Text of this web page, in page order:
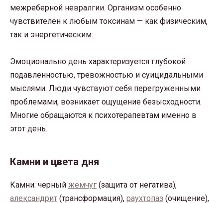
межреберной невралгии. Организм особенно
чувствителен к любым токсинам — как физическим,
так и энергетическим.
Эмоционально день характеризуется глубокой
подавленностью, тревожностью и суицидальными
мыслями. Люди чувствуют себя перегруженными
проблемами, возникает ощущение безысходности.
Многие обращаются к психотерапевтам именно в
этот день.
Камни и цвета дня
Камни: черный жемчуг (защита от негатива),
александрит (трансформация), раухтопаз (очищение),